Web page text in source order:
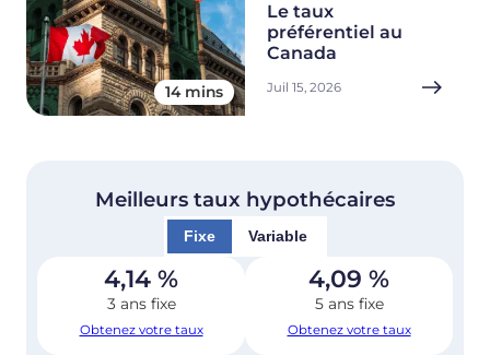
14 mins
Le taux
préférentiel au
Canada
Juil 15, 2026
Meilleurs taux hypothécaires
Fixe Variable
4,14 %
3 ans fixe
Obtenez votre taux
4,09 %
5 ans fixe
Obtenez votre taux